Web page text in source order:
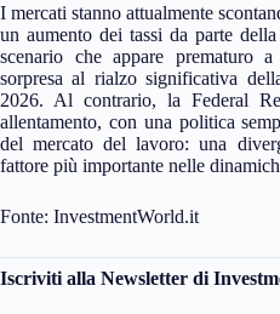
I mercati stanno attualmente
un aumento dei tassi da parte
scenario che appare prematuro
sorpresa al rialzo significativa
2026. Al contrario, la Federal
allentamento, con una politica
del mercato del lavoro: una
fattore più importante nelle
Fonte: InvestmentWorld.it
Iscriviti alla Newsletter di